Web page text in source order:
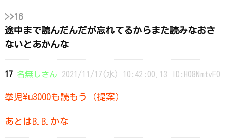
>>16
途中まで読んだんだが忘れてるからまた読みなおさ
ないとあかんな
17 名無しさん 2021/11/17(水) 10:42:00.13 ID:H08NmtvF0
拳児\u3000も読もう（提案）
あとはB.B.かな